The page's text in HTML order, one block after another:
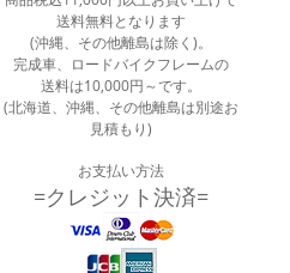
送料無料となります
(沖縄、その他離島は除く)。
完成車、ロードバイクフレームの
送料は10,000円～です。
(北海道、沖縄、その他離島は別途お
見積もり)
お支払い方法
=クレジット決済=